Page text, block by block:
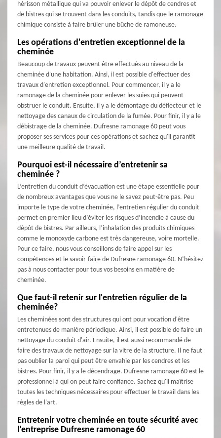
hérisson métallique qui va pouvoir enlever le dépôt de cendres et
de bistres qui se trouvent dans les conduits, tandis que le ramonage
chimique consiste à faire brûler une bûche de ramoneuse.
Les opérations d'entretien exceptionnel de la
cheminée
Beaucoup de travaux peuvent être effectués au niveau de la
cheminée d'une habitation. Ainsi, il est possible d'effectuer des
travaux d'entretien exceptionnel. Pour commencer, il y a le
ramonage de la cheminée pour enlever les suies qui peuvent
obstruer le conduit. Ensuite, il y a le démontage du déflecteur et le
nettoyage des canaux de circulation de la fumée. Pour finir, il y a le
débistrage de la cheminée. Dufresne ramonage 60 peut vous
proposer ses services pour ces opérations et sachez qu'il garantit
une meilleure qualité de travail.
Pourquoi est-il nécessaire d’entretenir sa
cheminée ?
L’entretien du conduit d’évacuation est une étape essentielle pour
de nombreux avantages que vous ne le savez peut-être pas. Peu
importe le type de votre cheminée, l’entretien régulier du conduit
permet en premier lieu d’éviter les risques d’incendie à cause du
dépôt de bistres. Par ailleurs, l’inhalation des produits chimiques
comme le monoxyde carbone est très dangereuse, voire mortelle.
Pour ce faire, nous vous conseillons de faire appel sur les
compétences et le savoir-faire de Dufresne ramonage 60. N’hésitez
pas à nous contacter pour tous vos besoins en matière de
cheminée.
Que faut-il retenir sur l'entretien régulier de la
cheminée?
Les cheminées sont des structures qui ont pour vocation d'être
entretenues de manière périodique. Ainsi, il est possible de faire un
nettoyage du conduit d'air. Ensuite, il est aussi recommandé de
faire des travaux de nettoyage sur la vitre de la structure. Il ne faut
pas oublier la paroi qui peut être envahie par les cendres et les
bistres. Pour finir, il y a le décendrage. Dufresne ramonage 60 est le
professionnel à qui on peut faire confiance. Sachez qu'il maîtrise
toutes les techniques nécessaires pour effectuer le travail dans les
règles de l'art.
Entretenir votre cheminée en toute sécurité avec
l’entreprise Dufresne ramonage 60